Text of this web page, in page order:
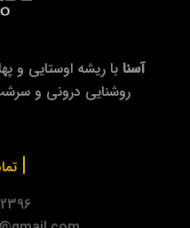
آسنا با ریشه اوستایی و
روشنایی درونی و
|